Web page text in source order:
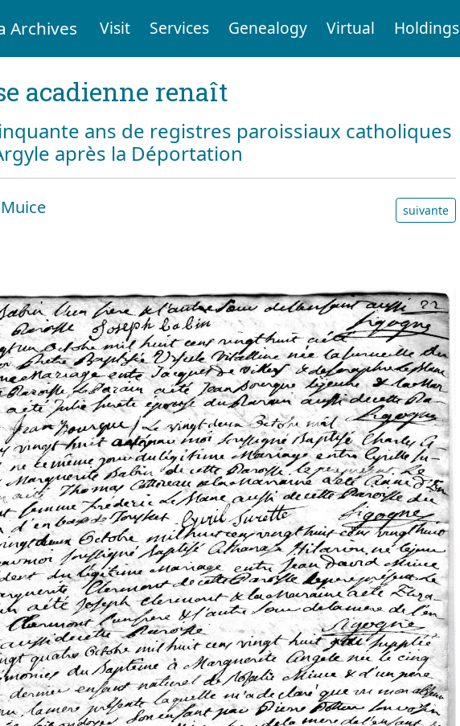
Archives Visit Services Genealogy Virtual Holdings
acadienne renaît
ans de registres paroissiaux catholiques
après la Déportation
suivante